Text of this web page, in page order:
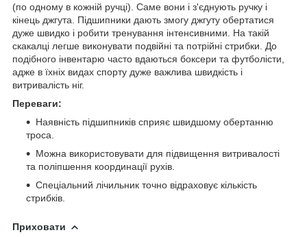
(по одному в кожній ручці). Саме вони і з'єднують ручку і
кінець джгута. Підшипники дають змогу джгуту обертатися
дуже швидко і робити тренування інтенсивними. На такій
скакалці легше виконувати подвійні та потрійні стрибки. До
подібного інвентарю часто вдаються боксери та футболісти,
адже в їхніх видах спорту дуже важлива швидкість і
витривалість ніг.
Переваги:
Наявність підшипників сприяє швидшому обертанню
троса.
Можна використовувати для підвищення витривалості
та поліпшення координації рухів.
Спеціальний лічильник точно відраховує кількість
стрибків.
Приховати